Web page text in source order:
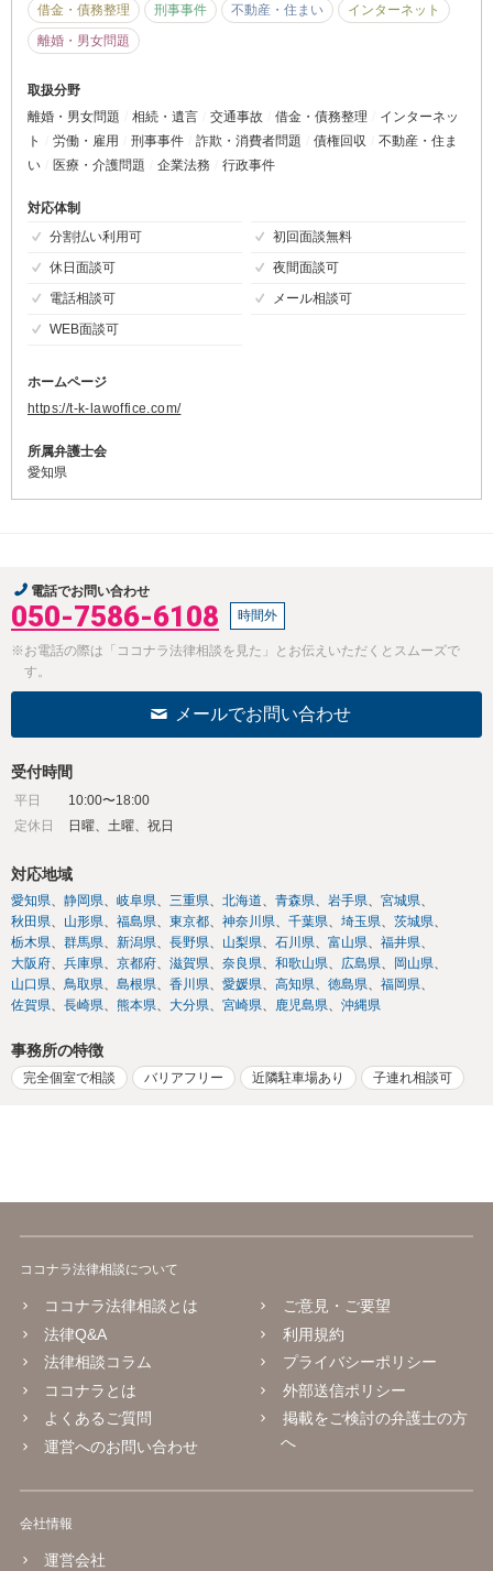
借金・債務整理
刑事事件 不動産・住まい
インターネット
離婚・男女問題
取扱分野
離婚・男女問題
相続・遺言 交通事故 借金・債務整理
インターネッ
ト
労働・雇用 刑事事件 詐欺・消費者問題 債権回収
不動産・住ま
い
医療・介護問題 企業法務 行政事件
対応体制
分割払い利用可
初回面談無料
休日面談可
夜間面談可
電話相談可
メール相談可
WEB面談可
ホームページ
https://t-k-lawoffice.com/
所属弁護士会
愛知県
電話でお問い合わせ
050-7586-6108 時間外
※お電話の際は「ココナラ法律相談を見た」とお伝えいただくとスムーズで
す。
メールでお問い合わせ
受付時間
平日
10:00〜18:00
定休日
日曜、土曜、祝日
対応地域
愛知県 静岡県 岐阜県 三重県 北海道 青森県 岩手県
宮城県
秋田県
山形県 福島県 東京都 神奈川県 千葉県 埼玉県
茨城県
栃木県
群馬県 新潟県 長野県 山梨県 石川県 富山県
福井県
大阪府
兵庫県 京都府 滋賀県 奈良県 和歌山県 広島県
岡山県
山口県
鳥取県 島根県 香川県 愛媛県 高知県 徳島県
福岡県
佐賀県
長崎県 熊本県 大分県 宮崎県 鹿児島県 沖縄県
事務所の特徴
完全個室で相談 バリアフリー 近隣駐車場あり 子連れ相談可
ココナラ法律相談について
ココナラ法律相談とは
法律Q&A
法律相談コラム
ココナラとは
よくあるご質問
運営へのお問い合わせ
ご意見・ご要望
利用規約
プライバシーポリシー
外部送信ポリシー
掲載をご検討の弁護士の方
へ
会社情報
運営会社